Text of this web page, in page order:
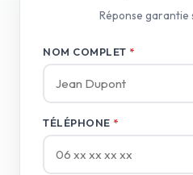
Réponse garantie
NOM COMPLET *
TÉLÉPHONE *